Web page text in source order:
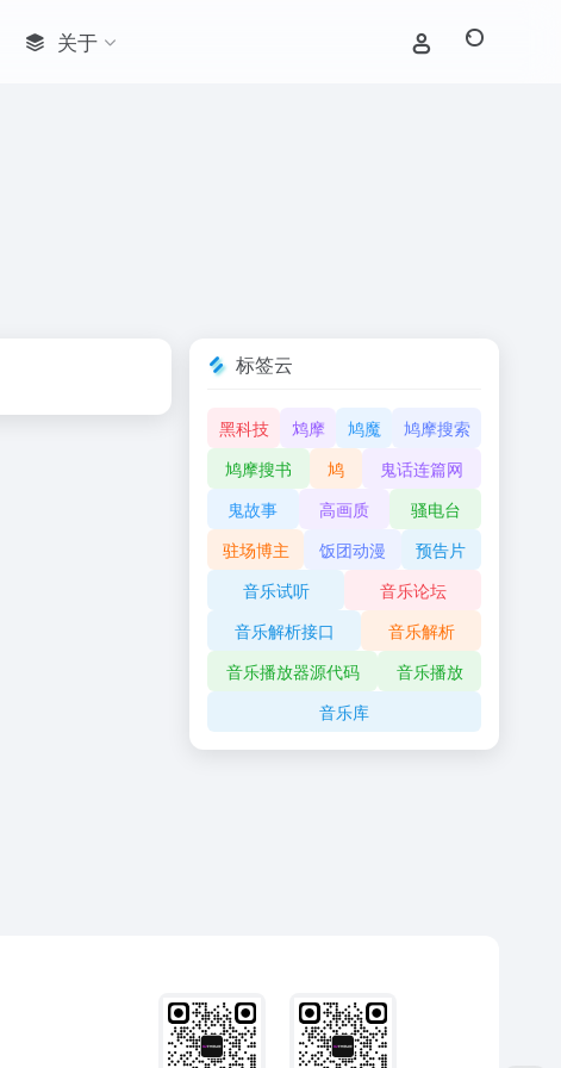
关于
标签云
黑科技 鸩摩 鸠魔
鸠摩搜索
鸠摩搜书
鸠
鬼话连篇网
鬼故事
高画质
骚电台
驻场博主
饭团动漫
预告片
音乐试听
音乐论坛
音乐解析接口
音乐解析
音乐播放器源代码
音乐播放
音乐库